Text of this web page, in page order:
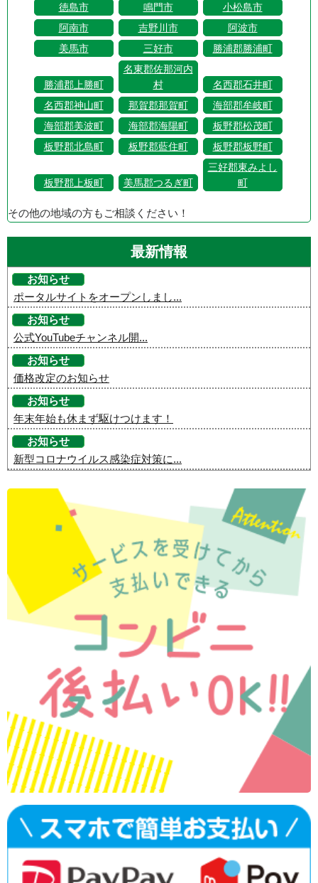
徳島市 鳴門市
小松島市
阿南市
吉野川市
阿波市
美馬市
三好市 勝浦郡勝浦町
勝浦郡上勝町
名東郡佐那河内
村
名西郡石井町
名西郡神山町
那賀郡那賀町
海部郡牟岐町
海部郡美波町
海部郡海陽町
板野郡松茂町
板野郡北島町
板野郡藍住町 板野郡板野町
板野郡上板町 美馬郡つるぎ町
三好郡東みよし
町
その他の地域の方もご相談ください！
最新情報
お知らせ
ポータルサイトをオープンしまし...
お知らせ
公式YouTubeチャンネル開...
お知らせ
価格改定のお知らせ
お知らせ
年末年始も休まず駆けつけます！
お知らせ
新型コロナウイルス感染症対策に...